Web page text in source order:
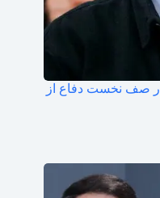
صف نخست دفاع از